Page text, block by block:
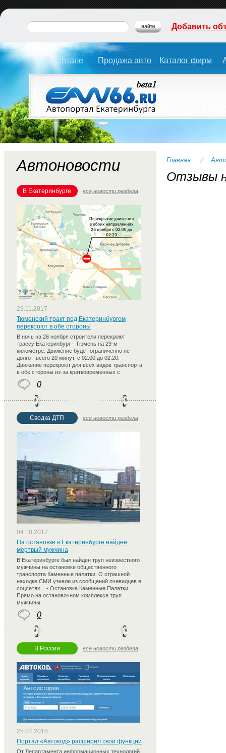
О портале Продажа авто Каталог фирм
Добавить
Главная
Отзывы
Автоновости
В Екатеринбурге все новости раздела
23.11.2017
Тюменский тракт под Екатеринбургом
перекроют в обе стороны
В ночь на 26 ноября строители перекроют
трассу Екатеринбург - Тюмень на 29-м
километре. Движение будет ограниченно не
долго - всего 20 минут, с 02.00 до 02.20.
Движение перекроют для всех видов транспорта
в обе стороны из-за кратковременных с
0
Сводка ДТП все новости раздела
04.10.2017
На остановке в Екатеринбурге найден
мёртвый мужчина
В Екатеринбурге был найден труп неизвестного
мужчины на остановке общественного
транспорта Каменные палатки. О страшной
находке СМИ узнали из сообщений очевидцев в
соцсетях. - Остановка Каменные Палатки.
Прямо на остановочном комплексе труп
мужчины
0
В России все новости раздела
25.04.2018
Портал «Автокод» расширил свои функции
От Департамента информационных технологий